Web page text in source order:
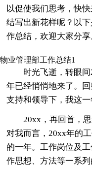
以促使我们思考，快
结写出新花样呢？以
作总结，欢迎大家分享
物业管理部工作总结1
时光飞逝，转眼
年已经悄悄地来了。
支持和领导下，我这
20xx，再回首，
对我而言，20xx年的
的一年。工作岗位及
作思想、方法等一系